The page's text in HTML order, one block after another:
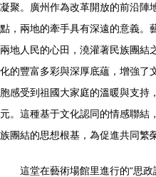
凝聚。廣州作為改革開放的前沿陣
點，兩地的牽手具有深遠的意義。
兩地人民的心田，澆灌著民族團結
化的豐富多彩與深厚底蘊，增強了
胞感受到祖國大家庭的溫暖與支持
元。這種基于文化認同的情感聯結
族團結的思想根基，為促進共同繁
這堂在藝術場館里進行的“思